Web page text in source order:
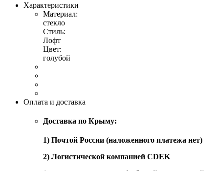
Характеристики
Материал:
стекло
Стиль:
Лофт
Цвет:
голубой
Оплата и доставка
Доставка по Крыму:
1) Почтой России (наложенного платежа нет)
2) Логистической компанией CDEK